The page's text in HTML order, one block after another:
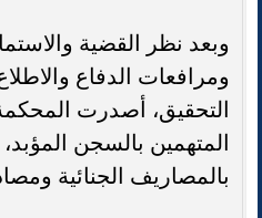
وبعد نظر القضية
ومرافعات الدفاع
التحقيق، أصدرت
المتهمين بالسجن
بالمصاريف الجنائية